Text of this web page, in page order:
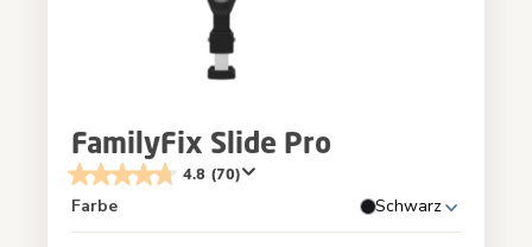
FamilyFix Slide Pro
4.8 (70)
Farbe Schwarz